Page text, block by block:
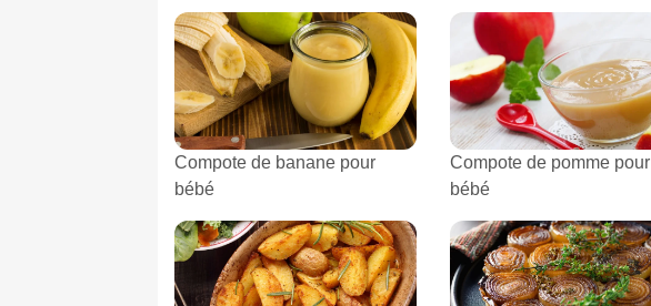
Compote de banane pour
bébé
Compote de pomme pour
bébé